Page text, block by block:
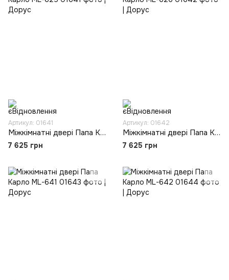
Артикул: 01641
Міжкімнатні двері Папа Карло ML-625
7 625 грн
Артикул: 01642
Міжкімнатні двері Папа Карло ML-626
7 625 грн